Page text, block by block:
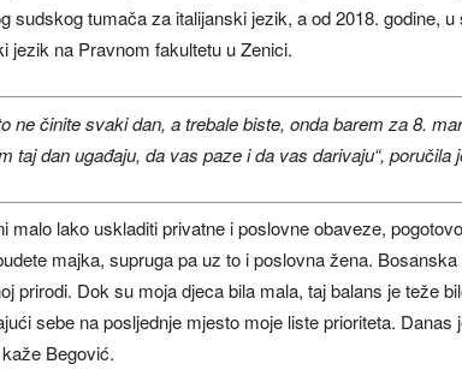
sudskog tumača za italijanski jezik, a od 2018. godine,
jezik na Pravnom fakultetu u Zenici.
ne činite svaki dan, a trebale biste, onda barem za 8.
taj dan ugađaju, da vas paze i da vas darivaju“, poručila
malo lako uskladiti privatne i poslovne obaveze,
majka, supruga pa uz to i poslovna žena.
prirodi. Dok su moja djeca bila mala, taj balans je teže
sebe na posljednje mjesto moje liste prioriteta.
kaže Begović.